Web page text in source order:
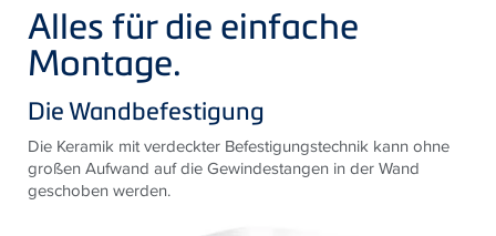
Alles für die einfache
Montage.
Die Wandbefestigung
Die Keramik mit verdeckter Befestigungstechnik kann ohne
großen Aufwand auf die Gewindestangen in der Wand
geschoben werden.